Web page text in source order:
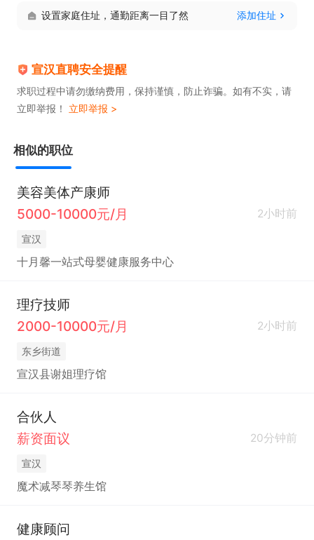
设置家庭住址，通勤距离一目了然 添加住址
宣汉直聘安全提醒
求职过程中请勿缴纳费用，保持谨慎，防止诈骗。如有不实，请
立即举报！ 立即举报 >
相似的职位
美容美体产康师
5000-10000元/月
2小时前
宣汉
十月馨一站式母婴健康服务中心
理疗技师
2000-10000元/月
2小时前
东乡街道
宣汉县谢姐理疗馆
合伙人
薪资面议
20分钟前
宣汉
魔术减琴琴养生馆
健康顾问